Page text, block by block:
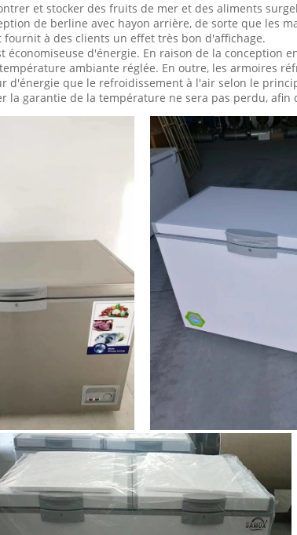
et stocker des fruits de mer et des aliments
de berline avec hayon arrière, de sorte que les
à des clients un effet très bon d'affichage.
d'énergie. En raison de la conception
ambiante réglée. En outre, les armoires
que le refroidissement à l'air selon le
la garantie de la température ne sera pas perdu,